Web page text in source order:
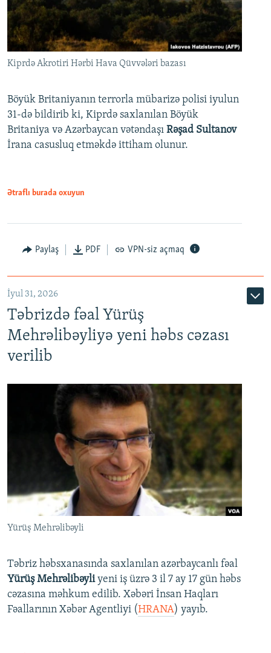
Kiprdə Akrotiri Hərbi Hava Qüvvələri bazası
Böyük Britaniyanın terrorla mübarizə polisi iyulun
31-də bildirib ki, Kiprdə saxlanılan Böyük
Britaniya və Azərbaycan vətəndaşı Rəşad Sultanov
İrana casusluq etməkdə ittiham olunur.
Ətraflı burada oxuyun
Paylaş PDF VPN-siz açmaq
İyul 31, 2026
Təbrizdə fəal Yürüş
Mehrəlibəyliyə yeni həbs cəzası
verilib
Yürüş Mehrəlibəyli
Təbriz həbsxanasında saxlanılan azərbaycanlı fəal
Yürüş Mehrəlibəyliyeni iş üzrə 3 il 7 ay 17 gün həbs
cəzasına məhkum edilib. Xəbəri İnsan Haqları
Fəallarının Xəbər Agentliyi (HRANA) yayıb.